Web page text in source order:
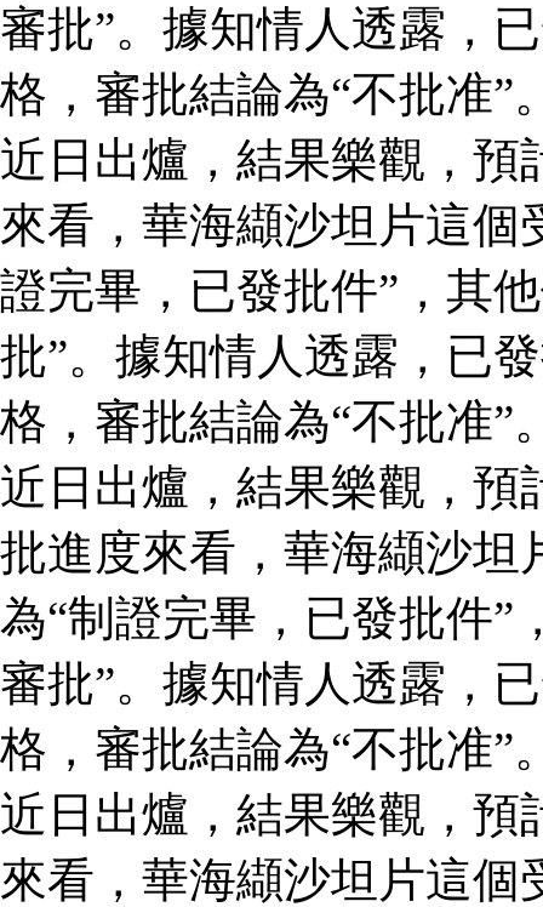
審批”。據知情人透露，
格，審批結論為“不批准”
近日出爐，結果樂觀，預
來看，華海纈沙坦片這個
證完畢，已發批件”，其
批”。據知情人透露，已
格，審批結論為“不批准”
近日出爐，結果樂觀，
批進度來看，華海纈沙坦
為“制證完畢，已發批件”
審批”。據知情人透露，
格，審批結論為“不批准”
近日出爐，結果樂觀，預
來看，華海纈沙坦片這個